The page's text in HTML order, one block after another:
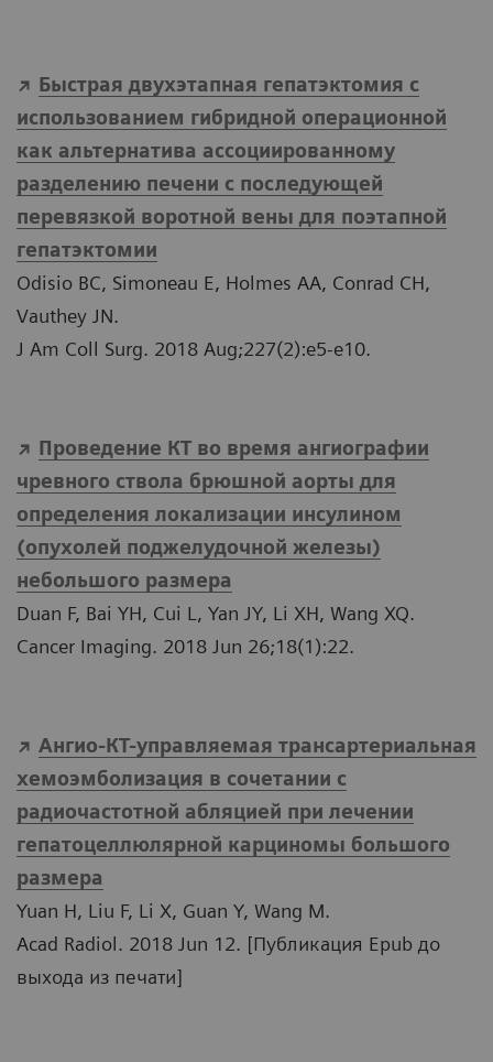
Быстрая двухэтапная гепатэктомия с
использованием гибридной операционной
как альтернатива ассоциированному
разделению печени с последующей
перевязкой воротной вены для поэтапной
гепатэктомии
Odisio BC, Simoneau E, Holmes AA, Conrad CH,
Vauthey JN.
J Am Coll Surg. 2018 Aug;227(2):e5-e10.
Проведение КТ во время ангиографии
чревного ствола брюшной аорты для
определения локализации инсулином
(опухолей поджелудочной железы)
небольшого размера
Duan F, Bai YH, Cui L, Yan JY, Li XH, Wang XQ.
Cancer Imaging. 2018 Jun 26;18(1):22.
Ангио-КТ-управляемая трансартериальная
хемоэмболизация в сочетании с
радиочастотной абляцией при лечении
гепатоцеллюлярной карциномы большого
размера
Yuan H, Liu F, Li X, Guan Y, Wang M.
Acad Radiol. 2018 Jun 12. [Публикация Epub до
выхода из печати]